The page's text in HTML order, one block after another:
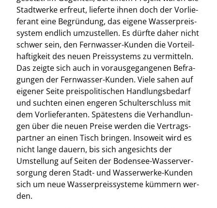
Stadt­wer­ke erfreut, lie­fer­te ihnen doch der Vor­lie­
fe­rant eine Begrün­dung, das eige­ne Was­ser­preis­
sys­tem end­lich umzu­stel­len. Es dürf­te daher nicht
schwer sein, den Fern­was­ser-Kun­den die Vor­teil­
haf­tig­keit des neu­en Preis­sys­tems zu ver­mit­teln.
Das zeig­te sich auch in vor­aus­ge­gan­ge­nen Befra­
gun­gen der Fern­was­ser-Kun­den. Vie­le sahen auf
eige­ner Sei­te preis­po­li­ti­schen Hand­lungs­be­darf
und such­ten einen enge­ren Schul­ter­schluss mit
dem Vor­lie­fe­ran­ten. Spä­tes­tens die Ver­hand­lun­
gen über die neu­en Prei­se wer­den die Ver­trags­
part­ner an einen Tisch brin­gen. Inso­weit wird es
nicht lan­ge dau­ern, bis sich ange­sichts der
Umstel­lung auf Sei­ten der Boden­see-Was­ser­ver­
sor­gung deren Stadt- und Was­ser­wer­ke-Kun­den
sich um neue Was­ser­preis­sys­te­me küm­mern wer­
den.